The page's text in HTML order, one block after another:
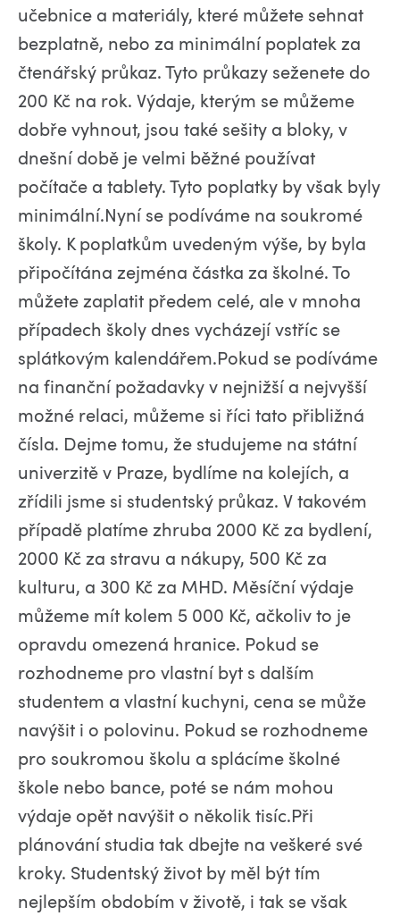
učebnice a materiály, které můžete sehnat
bezplatně, nebo za minimální poplatek za
čtenářský průkaz. Tyto průkazy seženete do
200 Kč na rok. Výdaje, kterým se můžeme
dobře vyhnout, jsou také sešity a bloky, v
dnešní době je velmi běžné používat
počítače a tablety. Tyto poplatky by však byly
minimální.Nyní se podíváme na soukromé
školy. K poplatkům uvedeným výše, by byla
připočítána zejména částka za školné. To
můžete zaplatit předem celé, ale v mnoha
případech školy dnes vycházejí vstříc se
splátkovým kalendářem.Pokud se podíváme
na finanční požadavky v nejnižší a nejvyšší
možné relaci, můžeme si říci tato přibližná
čísla. Dejme tomu, že studujeme na státní
univerzitě v Praze, bydlíme na kolejích, a
zřídili jsme si studentský průkaz. V takovém
případě platíme zhruba 2000 Kč za bydlení,
2000 Kč za stravu a nákupy, 500 Kč za
kulturu, a 300 Kč za MHD. Měsíční výdaje
můžeme mít kolem 5 000 Kč, ačkoliv to je
opravdu omezená hranice. Pokud se
rozhodneme pro vlastní byt s dalším
studentem a vlastní kuchyni, cena se může
navýšit i o polovinu. Pokud se rozhodneme
pro soukromou školu a splácíme školné
škole nebo bance, poté se nám mohou
výdaje opět navýšit o několik tisíc.Při
plánování studia tak dbejte na veškeré své
kroky. Studentský život by měl být tím
nejlepším obdobím v životě, i tak se však